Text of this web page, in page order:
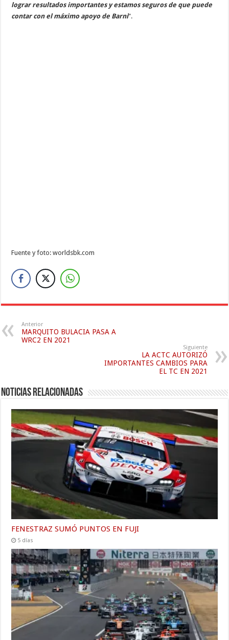
lograr resultados importantes y estamos seguros de que puede
contar con el máximo apoyo de Barni”.
Fuente y foto: worldsbk.com
Anterior
MARQUITO BULACIA PASA A
WRC2 EN 2021
Siguiente
LA ACTC AUTORIZÓ
IMPORTANTES CAMBIOS PARA
EL TC EN 2021
Noticias relacionadas
FENESTRAZ SUMÓ PUNTOS EN FUJI
5 días